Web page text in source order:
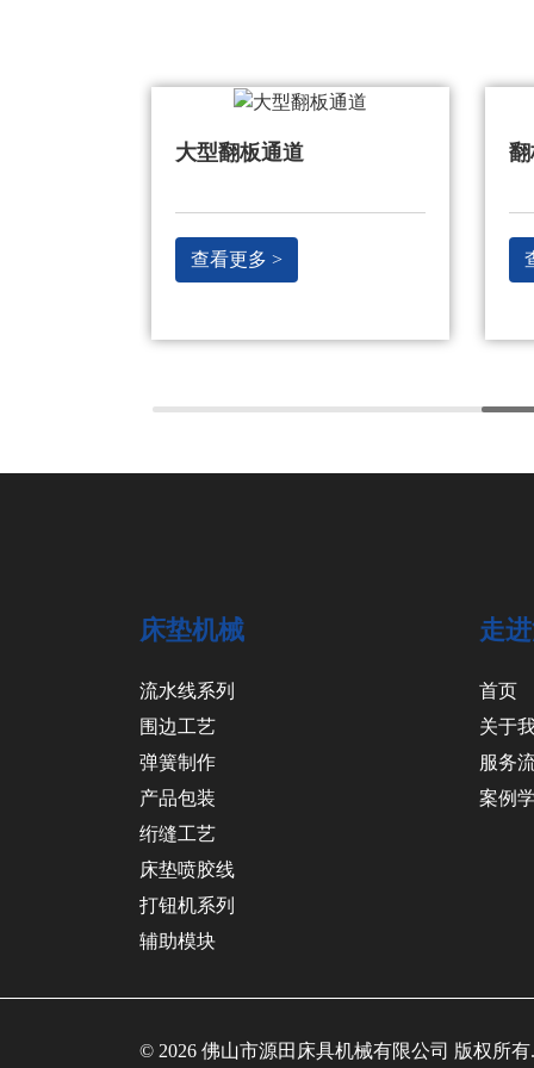
翻板通道
查看更多 >
床垫机械
流水线系列
围边工艺
弹簧制作
产品包装
绗缝工艺
床垫喷胶线
打钮机系列
辅助模块
走
首页
关于
服务
案例
© 2026 佛山市源田床具机械有限公司 版权所